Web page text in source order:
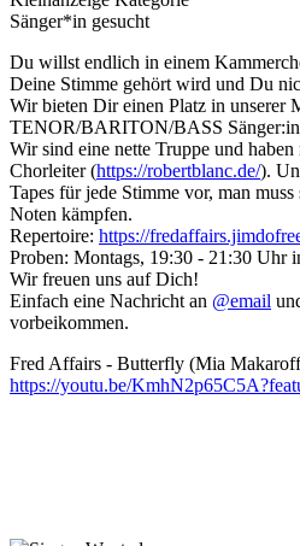
Sänger*in gesucht
Du willst endlich in einem
Deine Stimme gehört wird und Du
Wir bieten Dir einen Platz in unserer
TENOR/BARITON/BASS
Wir sind eine nette Truppe und
Chorleiter (https://robertblanc.de/).
Tapes für jede Stimme vor, man
Noten kämpfen.
Repertoire: https://
Proben: Montags, 19:30 - 21:30 Uhr
Wir freuen uns auf Dich!
Einfach eine Nachricht an @email
vorbeikommen.
Fred Affairs - Butterfly (Mia
https://youtu.be/